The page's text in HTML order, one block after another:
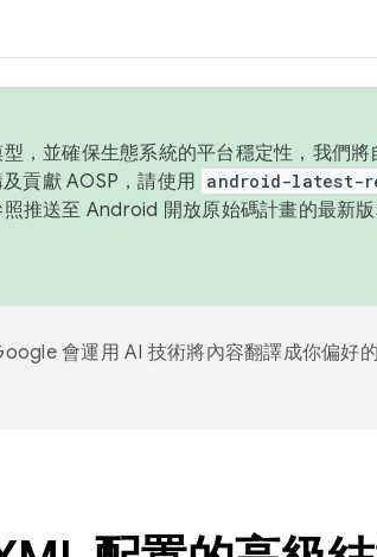
，並確保生態系統的平台穩定性，我們
貢獻 AOSP，請使用 android-latest-
推送至 Android 開放原始碼計畫的最新版
會運用 AI 技術將內容翻譯成你偏好